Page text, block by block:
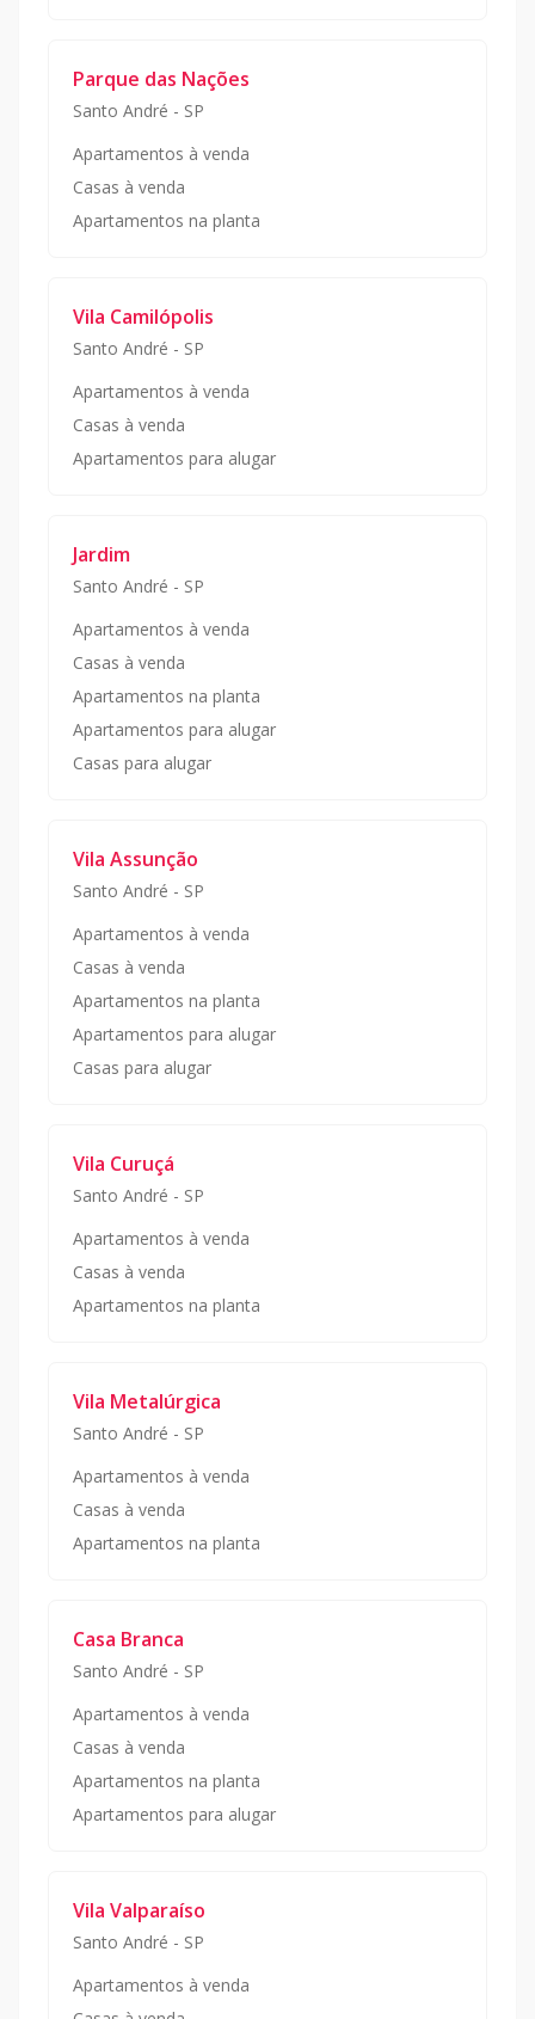
Parque das Nações
Santo André - SP
Apartamentos à venda
Casas à venda
Apartamentos na planta
Vila Camilópolis
Santo André - SP
Apartamentos à venda
Casas à venda
Apartamentos para alugar
Jardim
Santo André - SP
Apartamentos à venda
Casas à venda
Apartamentos na planta
Apartamentos para alugar
Casas para alugar
Vila Assunção
Santo André - SP
Apartamentos à venda
Casas à venda
Apartamentos na planta
Apartamentos para alugar
Casas para alugar
Vila Curuçá
Santo André - SP
Apartamentos à venda
Casas à venda
Apartamentos na planta
Vila Metalúrgica
Santo André - SP
Apartamentos à venda
Casas à venda
Apartamentos na planta
Casa Branca
Santo André - SP
Apartamentos à venda
Casas à venda
Apartamentos na planta
Apartamentos para alugar
Vila Valparaíso
Santo André - SP
Apartamentos à venda